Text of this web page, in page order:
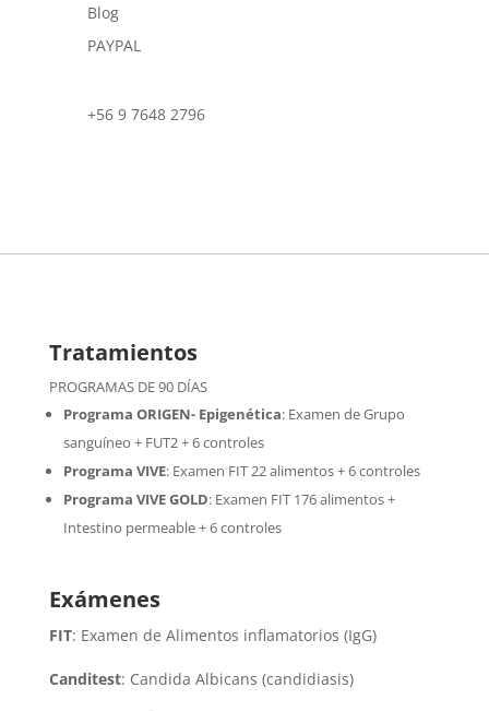
Blog
PAYPAL
+56 9 7648 2796
Tratamientos
PROGRAMAS DE 90 DÍAS
Programa ORIGEN- Epigenética:Examen de Grupo
sanguíneo + FUT2 + 6 controles
Programa VIVE: Examen FIT 22 alimentos + 6 controles
Programa VIVE GOLD: Examen FIT 176 alimentos +
Intestino permeable + 6 controles
Exámenes
FIT: Examen de Alimentos inflamatorios (IgG)
Canditest: Candida Albicans (candidiasis)